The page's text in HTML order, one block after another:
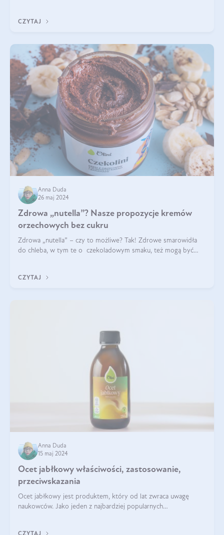
CZYTAJ
Anna Duda
26 maj 2024
Zdrowa „nutella”? Nasze propozycje kremów
orzechowych bez cukru
Zdrowa „nutella” – czy to możliwe? Tak! Zdrowe smarowidła
do chleba, w tym te o czekoladowym smaku, też mogą być
CZYTAJ
Anna Duda
15 maj 2024
Ocet jabłkowy właściwości, zastosowanie,
przeciwskazania
Ocet jabłkowy jest produktem, który od lat zwraca uwagę
naukowców. Jako jeden z najbardziej popularnych